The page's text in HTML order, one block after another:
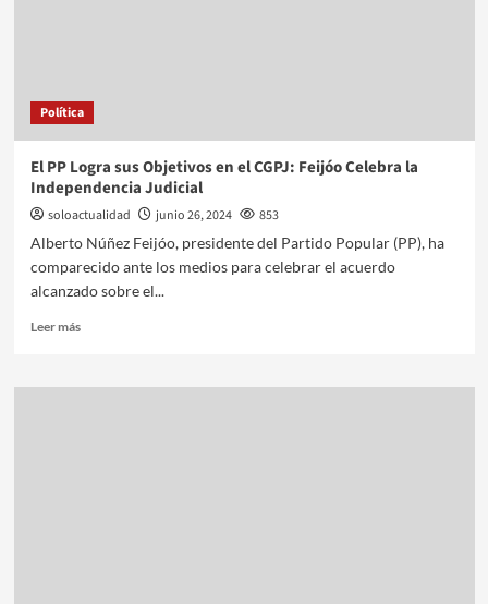
Política
El PP Logra sus Objetivos en el CGPJ: Feijóo Celebra la
Independencia Judicial
soloactualidad junio 26, 2024
853
Alberto Núñez Feijóo, presidente del Partido Popular (PP), ha
comparecido ante los medios para celebrar el acuerdo
alcanzado sobre el...
Leer más